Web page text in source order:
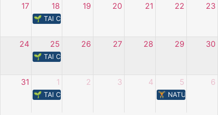
17 18
🌱 TAI CHI – L’energia della natura
19 20 21 22 23
24 25
🌱 TAI CHI – L’energia della natura
26 27 28 29 30
31 1
🌱 TAI CHI – L’energia della natura
2 3 4 5
🏋️​ NATURA IN
6